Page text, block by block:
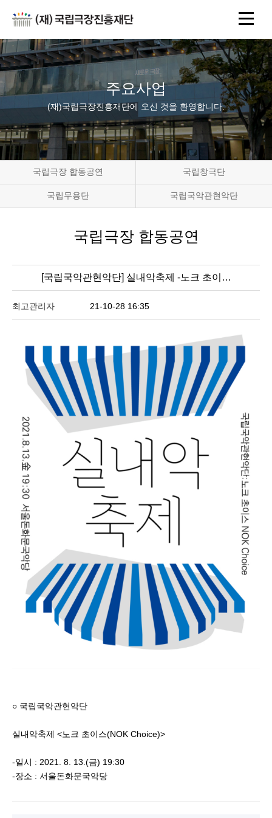
주요사업
(재)국립극장진흥재단에 오신 것을 환영합니다.
국립극장 합동공연 국립창극단
국립무용단 국립국악관현악단
국립극장 합동공연
[국립국악관현악단] 실내악축제 -노크 초이…
최고관리자 21-10-28 16:35
○ 국립국악관현악단
실내악축제 <노크 초이스(NOK Choice)>
-일시 : 2021. 8. 13.(금) 19:30
-장소 : 서울돈화문국악당